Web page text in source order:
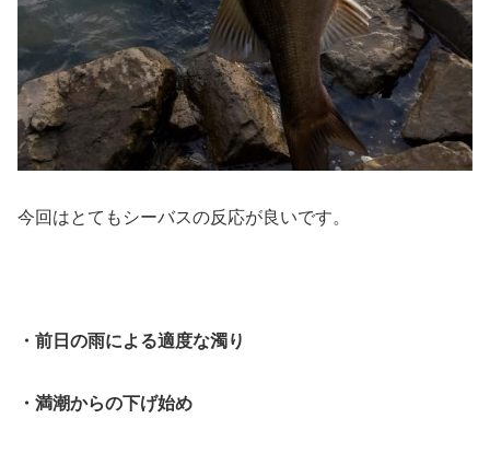
今回はとてもシーバスの反応が良いです。
・前日の雨による適度な濁り
・満潮からの下げ始め